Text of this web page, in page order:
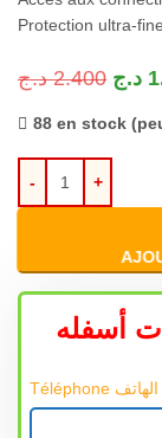
Protection ultra-
2.400 د.ج د.ج
88 en stock
أسفله